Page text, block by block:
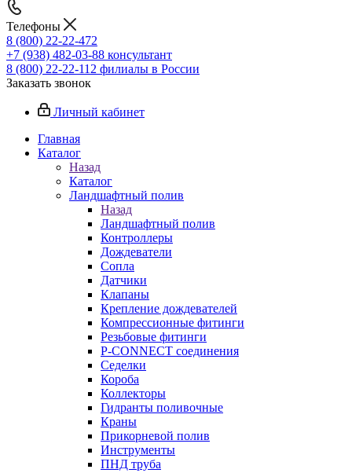
Телефоны
8 (800) 22-22-472
+7 (938) 482-03-88 консультант
8 (800) 22-22-112 филиалы в России
Заказать звонок
Личный кабинет
Главная
Каталог
Назад
Каталог
Ландшафтный полив
Назад
Ландшафтный полив
Контроллеры
Дождеватели
Сопла
Датчики
Клапаны
Крепление дождевателей
Компрессионные фитинги
Резьбовые фитинги
P-CONNECT соединения
Седелки
Короба
Коллекторы
Гидранты поливочные
Краны
Прикорневой полив
Инструменты
ПНД труба